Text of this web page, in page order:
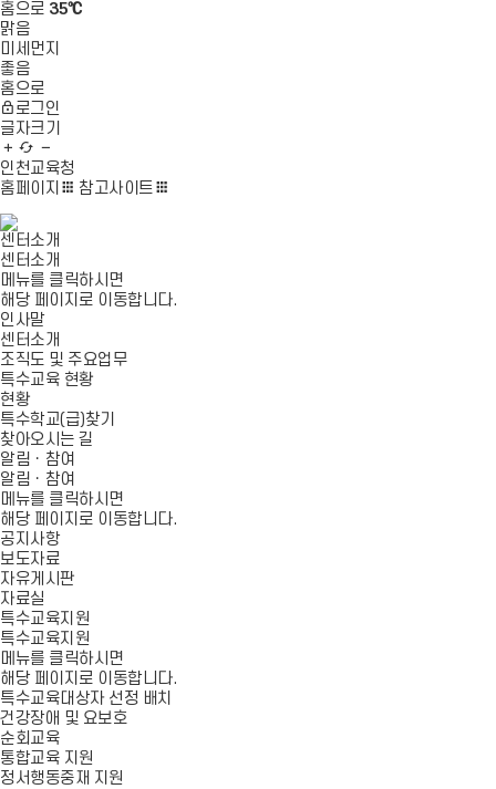
홈으로 35℃
맑음
미세먼지
좋음
홈으로
로그인
글자크기
글
자
확
새
로
고
자
축
인천교육청
홈페이지
참고사이트
센터소개
센터소개
메뉴를 클릭하시면
해당 페이지로 이동합니다.
인사말
센터소개
조직도 및 주요업무
특수교육 현황
현황
특수학교(급)찾기
찾아오시는 길
알림ㆍ참여
알림ㆍ참여
메뉴를 클릭하시면
해당 페이지로 이동합니다.
공지사항
보도자료
자유게시판
자료실
특수교육지원
특수교육지원
메뉴를 클릭하시면
해당 페이지로 이동합니다.
특수교육대상자 선정 배치
건강장애 및 요보호
순회교육
통합교육 지원
정서행동중재 지원